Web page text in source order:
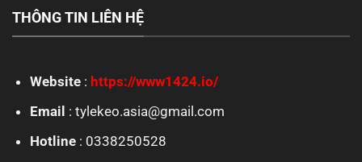
THÔNG TIN LIÊN HỆ
Website :https://www1424.io/
Email :tylekeo.asia@gmail.com
Hotline : 0338250528